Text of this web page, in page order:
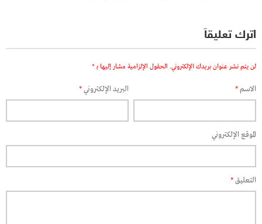
اترك تعليقاً
لن يتم نشر عنوان بريدك الإلكتروني. الحقول الإلزامية مشار إليها بـ *
الاسم* البريد الإلكتروني*
الموقع الإلكتروني
التعليق*